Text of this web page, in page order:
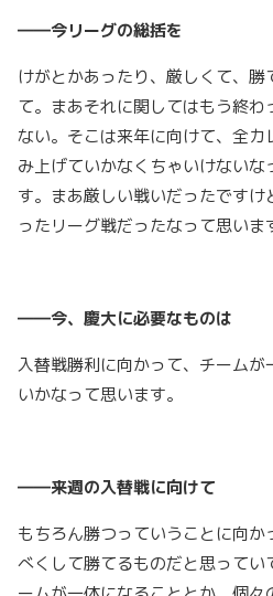
――今リーグの総括を
けがとかあったり、厳しくて、勝
て。まあそれに関してはもう終
ない。そこは来年に向けて、全
み上げていかなくちゃいけない
す。まあ厳しい戦いだったです
ったリーグ戦だったなって思いま
――今、慶大に必要なものは
入替戦勝利に向かって、チーム
いかなって思います。
――来週の入替戦に向けて
もちろん勝つっていうことに向
べくして勝てるものだと思って